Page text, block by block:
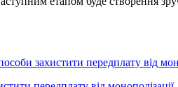
захистити передплату від